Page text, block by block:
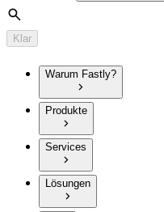
Suche
Klar
Warum Fastly?
Produkte
Services
Lösungen